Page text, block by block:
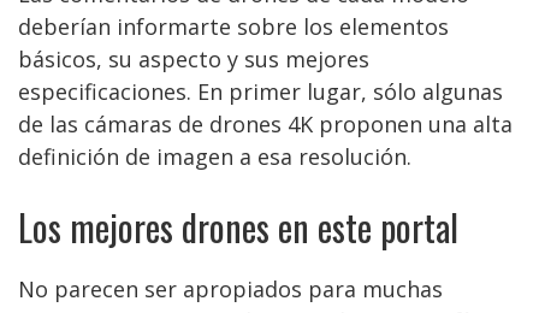
deberían informarte sobre los elementos
básicos, su aspecto y sus mejores
especificaciones. En primer lugar, sólo algunas
de las cámaras de drones 4K proponen una alta
definición de imagen a esa resolución.
Los mejores drones en este portal
No parecen ser apropiados para muchas